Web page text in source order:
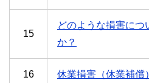
15
どのような損害に
か？
16 休業損害（休業補償